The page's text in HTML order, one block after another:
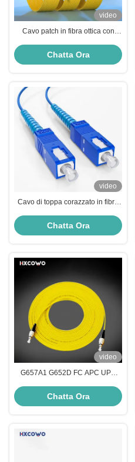
video
Cavo patch in fibra ottica con
APC 1 per rete Wifi
Chatta Ora
video
Cavo di toppa corazzato in fibra
10M per la rete FTTN
Chatta Ora
video
G657A1 G652D FC APC UPC
Rete Wiegand
Chatta Ora